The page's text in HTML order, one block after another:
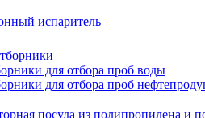
испаритель
для отбора проб воды
для отбора проб
посуда из полипропилена и